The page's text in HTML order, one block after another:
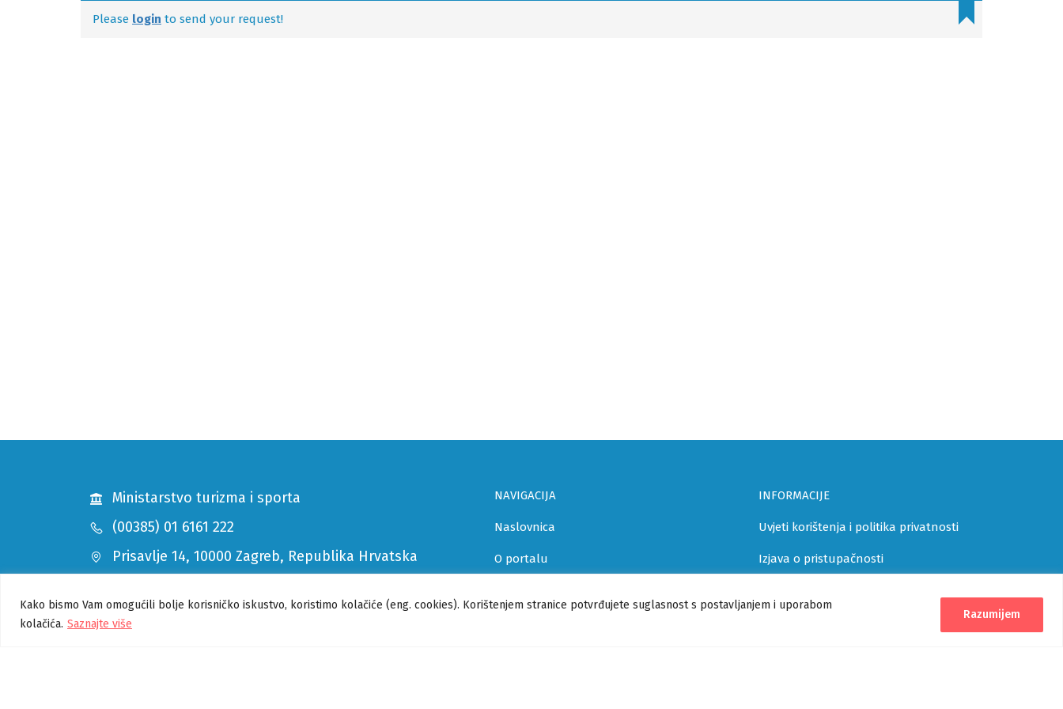
Kako bismo Vam omogućili bolje korisničko iskustvo, koristimo kolačiće (eng. cookies). Korištenjem stranice potvrđujete suglasnost s postavljanjem i uporabom
kolačića. Saznajte više
Razumijem
Please login to send your request!
Ministarstvo turizma i sporta
(00385) 01 6161 222
Prisavlje 14, 10000 Zagreb, Republika Hrvatska
NAVIGACIJA
Naslovnica
O portalu
INFORMACIJE
Uvjeti korištenja i politika privatnosti
Izjava o pristupačnosti